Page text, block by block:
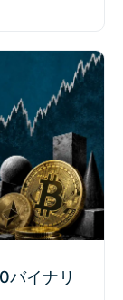
バイナリ